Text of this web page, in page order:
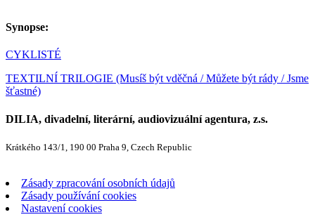
Synopse:
CYKLISTÉ
TEXTILNÍ TRILOGIE (Musíš být vděčná / Můžete být rády / Jsme
šťastné)
DILIA, divadelní, literární, audiovizuální agentura, z.s.
Krátkého 143/1, 190 00 Praha 9, Czech Republic
Zásady zpracování osobních údajů
Zásady používání cookies
Nastavení cookies